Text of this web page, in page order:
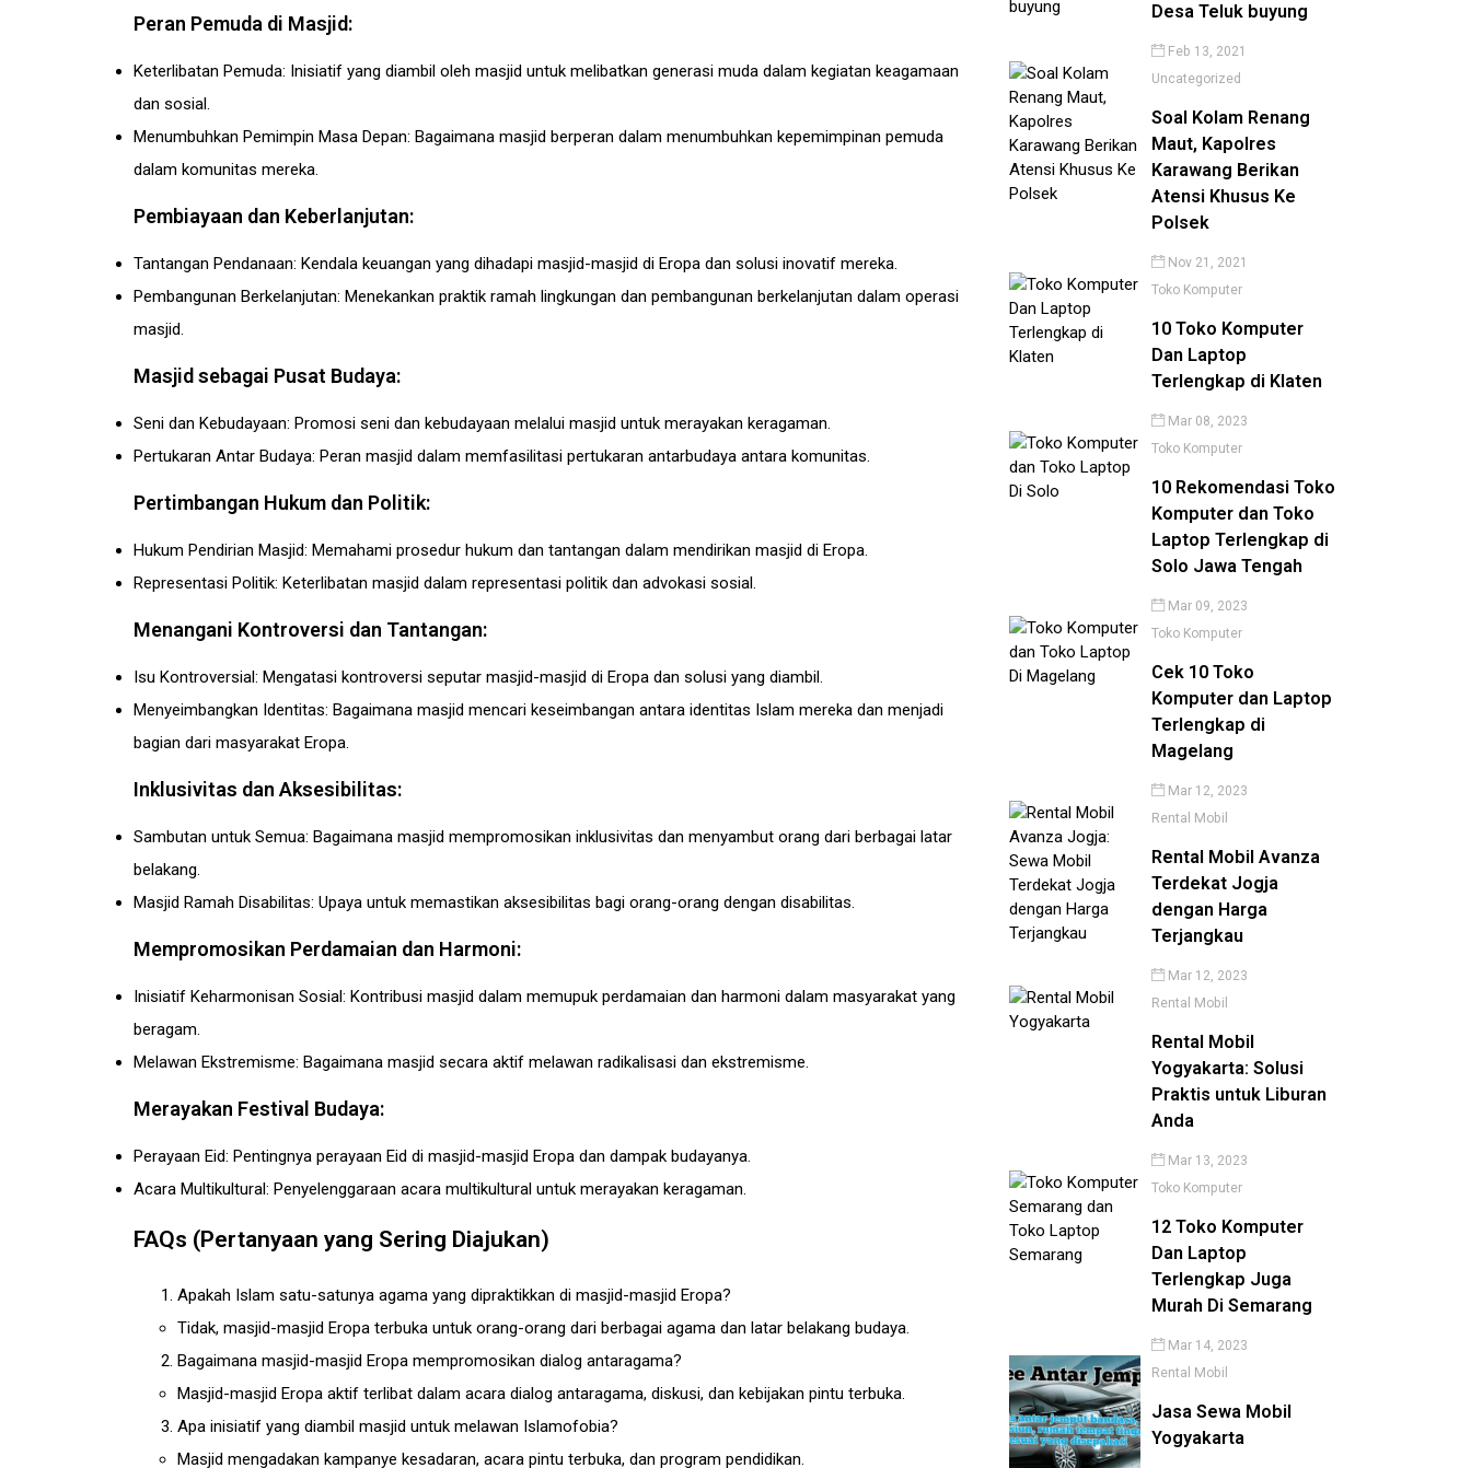
Peran Pemuda di Masjid:
Keterlibatan Pemuda: Inisiatif yang diambil oleh masjid untuk melibatkan generasi muda dalam kegiatan keagamaan
dan sosial.
Menumbuhkan Pemimpin Masa Depan: Bagaimana masjid berperan dalam menumbuhkan kepemimpinan pemuda
dalam komunitas mereka.
Pembiayaan dan Keberlanjutan:
Tantangan Pendanaan: Kendala keuangan yang dihadapi masjid-masjid di Eropa dan solusi inovatif mereka.
Pembangunan Berkelanjutan: Menekankan praktik ramah lingkungan dan pembangunan berkelanjutan dalam operasi
masjid.
Masjid sebagai Pusat Budaya:
Seni dan Kebudayaan: Promosi seni dan kebudayaan melalui masjid untuk merayakan keragaman.
Pertukaran Antar Budaya: Peran masjid dalam memfasilitasi pertukaran antarbudaya antara komunitas.
Pertimbangan Hukum dan Politik:
Hukum Pendirian Masjid: Memahami prosedur hukum dan tantangan dalam mendirikan masjid di Eropa.
Representasi Politik: Keterlibatan masjid dalam representasi politik dan advokasi sosial.
Menangani Kontroversi dan Tantangan:
Isu Kontroversial: Mengatasi kontroversi seputar masjid-masjid di Eropa dan solusi yang diambil.
Menyeimbangkan Identitas: Bagaimana masjid mencari keseimbangan antara identitas Islam mereka dan menjadi
bagian dari masyarakat Eropa.
Inklusivitas dan Aksesibilitas:
Sambutan untuk Semua: Bagaimana masjid mempromosikan inklusivitas dan menyambut orang dari berbagai latar
belakang.
Masjid Ramah Disabilitas: Upaya untuk memastikan aksesibilitas bagi orang-orang dengan disabilitas.
Mempromosikan Perdamaian dan Harmoni:
Inisiatif Keharmonisan Sosial: Kontribusi masjid dalam memupuk perdamaian dan harmoni dalam masyarakat yang
beragam.
Melawan Ekstremisme: Bagaimana masjid secara aktif melawan radikalisasi dan ekstremisme.
Merayakan Festival Budaya:
Perayaan Eid: Pentingnya perayaan Eid di masjid-masjid Eropa dan dampak budayanya.
Acara Multikultural: Penyelenggaraan acara multikultural untuk merayakan keragaman.
FAQs (Pertanyaan yang Sering Diajukan)
Apakah Islam satu-satunya agama yang dipraktikkan di masjid-masjid Eropa?
Tidak, masjid-masjid Eropa terbuka untuk orang-orang dari berbagai agama dan latar belakang budaya.
Bagaimana masjid-masjid Eropa mempromosikan dialog antaragama?
Masjid-masjid Eropa aktif terlibat dalam acara dialog antaragama, diskusi, dan kebijakan pintu terbuka.
Apa inisiatif yang diambil masjid untuk melawan Islamofobia?
Masjid mengadakan kampanye kesadaran, acara pintu terbuka, dan program pendidikan.
Desa Teluk buyung
Feb 13, 2021
Uncategorized
Soal Kolam Renang
Maut, Kapolres
Karawang Berikan
Atensi Khusus Ke
Polsek
Nov 21, 2021
Toko Komputer
10 Toko Komputer
Dan Laptop
Terlengkap di Klaten
Mar 08, 2023
Toko Komputer
10 Rekomendasi Toko
Komputer dan Toko
Laptop Terlengkap di
Solo Jawa Tengah
Mar 09, 2023
Toko Komputer
Cek 10 Toko
Komputer dan Laptop
Terlengkap di
Magelang
Mar 12, 2023
Rental Mobil
Rental Mobil Avanza
Terdekat Jogja
dengan Harga
Terjangkau
Mar 12, 2023
Rental Mobil
Rental Mobil
Yogyakarta: Solusi
Praktis untuk Liburan
Anda
Mar 13, 2023
Toko Komputer
12 Toko Komputer
Dan Laptop
Terlengkap Juga
Murah Di Semarang
Mar 14, 2023
Rental Mobil
Jasa Sewa Mobil
Yogyakarta